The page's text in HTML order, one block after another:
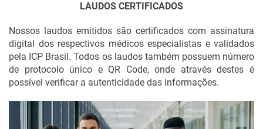
LAUDOS CERTIFICADOS
Nossos laudos emitidos são certificados com assinatura
digital dos respectivos médicos especialistas e validados
pela ICP Brasil. Todos os laudos também possuem número
de protocolo único e QR Code, onde através destes é
possível verificar a autenticidade das informações.